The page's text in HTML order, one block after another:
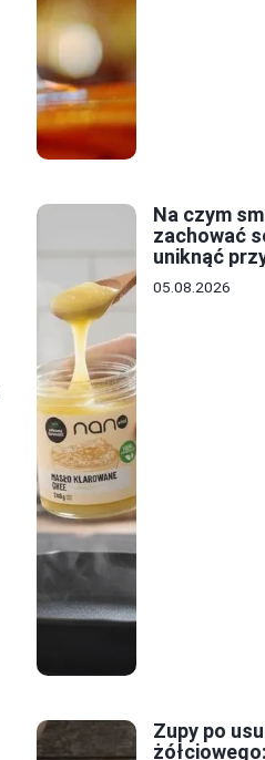
Na czym
zachować
uniknąć
05.08.2026
Zupy po